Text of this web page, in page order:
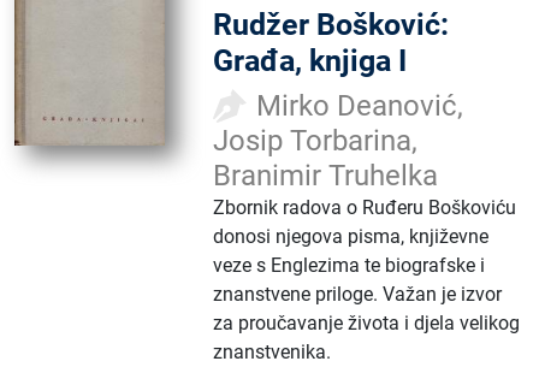
Rudžer Bošković:
Građa, knjiga I
Mirko Deanović,
Josip Torbarina,
Branimir Truhelka
Zbornik radova o Ruđeru Boškoviću
donosi njegova pisma, književne
veze s Englezima te biografske i
znanstvene priloge. Važan je izvor
za proučavanje života i djela velikog
znanstvenika.